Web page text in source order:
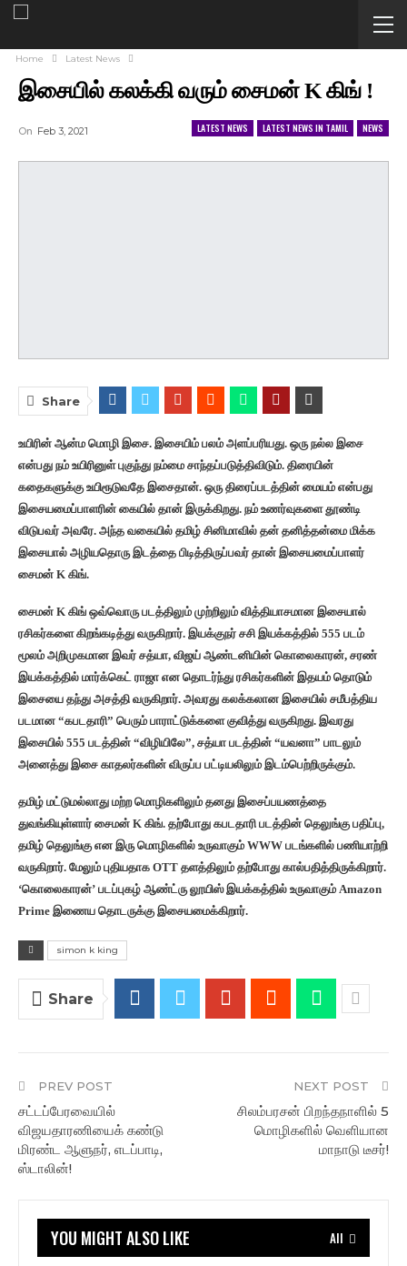
Home Latest News
இசையில் கலக்கி வரும் சைமன் K கிங் !
LATEST NEWS LATEST NEWS IN TAMIL NEWS
On Feb 3, 2021
Share
உயிரின் ஆன்ம மொழி இசை. இசையிம் பலம் அளப்பரியது. ஒரு நல்ல இசை
என்பது நம் உயிரினுள் புகுந்து நம்மை சாந்தப்படுத்திவிடும். திரையின்
கதைகளுக்கு உயிரூடுவதே இசைதான். ஒரு திரைப்படத்தின் மையம் என்பது
இசையமைப்பாளரின் கையில் தான் இருக்கிறது. நம் உணர்வுகளை தூண்டி
விடுபவர் அவரே. அந்த வகையில் தமிழ் சினிமாவில் தன் தனித்தன்மை மிக்க
இசையால் அழியதொரு இடத்தை பிடித்திருப்பவர் தான் இசையமைப்பாளர்
சைமன் K கிங்.
சைமன் K கிங் ஒவ்வொரு படத்திலும் முற்றிலும் வித்தியாசமான இசையால்
ரசிகர்களை கிறங்கடித்து வருகிறார். இயக்குநர் சசி இயக்கத்தில் 555 படம்
மூலம் அறிமுகமான இவர் சத்யா, விஜய் ஆண்டனியின் கொலைகாரன், சரண்
இயக்கத்தில் மார்க்கெட் ராஜா என தொடர்ந்து ரசிகர்களின் இதயம் தொடும்
இசையை தந்து அசத்தி வருகிறார். அவரது கலக்கலான இசையில் சமீபத்திய
படமான “கபடதாரி” பெரும் பாராட்டுக்களை குவித்து வருகிறது. இவரது
இசையில் 555 படத்தின் “விழியிலே”, சத்யா படத்தின் “யவனா” பாடலும்
அனைத்து இசை காதலர்களின் விருப்ப பட்டியலிலும் இடம்பெற்றிருக்கும்.
தமிழ் மட்டுமல்லாது மற்ற மொழிகளிலும் தனது இசைப்பயணத்தை
துவங்கியுள்ளார் சைமன் K கிங். தற்போது கபடதாரி படத்தின் தெலுங்கு பதிப்பு,
தமிழ் தெலுங்கு என இரு மொழிகளில் உருவாகும் WWW படங்களில் பணியாற்றி
வருகிறார். மேலும் புதியதாக OTT தளத்திலும் தற்போது கால்பதித்திருக்கிறார்.
‘கொலைகாரன்’ படப்புகழ் ஆண்ட்ரு லூயிஸ் இயக்கத்தில் உருவாகும் Amazon
Prime இணைய தொடருக்கு இசையமைக்கிறார்.
simon k king
Share
PREV POST
சட்டப்பேரவையில்
விஜயதாரணியைக் கண்டு
மிரண்ட ஆளுநர், எடப்பாடி,
ஸ்டாலின்!
NEXT POST
சிலம்பரசன் பிறந்தநாளில் 5
மொழிகளில் வெளியான
மாநாடு டீசர்!
All
YOU MIGHT ALSO LIKE